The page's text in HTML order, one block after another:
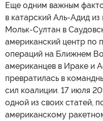
Еще одним важным
в катарский Аль-Адид
Мольк-Султан в
американский центр по
операций на Ближнем
американцев в Ираке и
превратилась в
сил коалиции. 17 июля
одной из своих статей,
американскому